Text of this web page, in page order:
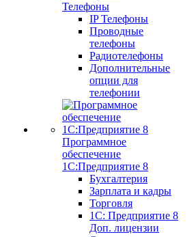
Телефоны
IP Телефоны
Проводные
телефоны
Радиотелефоны
Дополнительные
опции для
телефонии
Программное
обеспечение
1С:Предприятие 8
Бухгалтерия
Зарплата и кадры
Торговля
1C: Предприятие 8
Доп. лицензии